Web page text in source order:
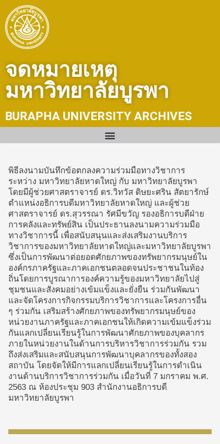
content
จดหมายเหตุ
มหาวิทยาลัยบูรพา
BURAPHA UNIVERSITY ARCHIVES
พิธีลงนามบันทึกข้อตกลงความร่วมมือทางวิชาการ
ระหว่าง มหาวิทยาลัยหาดใหญ่ กับ มหาวิทยาลัยบูรพา
โดยมีผู้ช่วยศาสตราจารย์ ดร.วิทวัส ดิษยะศริน สัตยารักษ์
ตำแหน่งอธิการบดีมหาวิทยาลัยหาดใหญ่ และผู้ช่วย
ศาสตราจารย์ ดร.สุวรรณา รัศมีขวัญ รองอธิการบดีฝ่าย
การคลังและทรัพย์สิน เป็นประธานลงนามความร่วมมือ
ทางวิชาการนี้ เพื่อสนับสนุนและส่งเสริมงานบริการ
วิชาการของมหาวิทยาลัยหาดใหญ่และมหาวิทยาลัยบูรพา
ซึ่งเป็นการพัฒนาต่อยอดศักยภาพของทรัพยากรมนุษย์ใน
องค์กรภาครัฐและภาคเอกชนตลอดจนประชาชนในท้อง
ถิ่นโดยการบูรณาการองค์ความรู้ของมหาวิทยาลัยไปสู่
ชุมชนและสังคมอย่างเข้มแข็งและยั่งยืน ร่วมกันพัฒนา
และจัดโครงการกิจกรรมบริการวิชาการและโครงการอื่น
ๆ ร่วมกัน เสริมสร้างศักยภาพของทรัพยากรมนุษย์ของ
หน่วยงานภาครัฐและภาคเอกชนให้เกิดความเข้มแข็งร่วม
กันแลกเปลี่ยนเรียนรู้ในการพัฒนาศักยภาพของบุคลากร
ภายในหน่วยงานในด้านการบริหารวิชาการร่วมกัน รวม
ถึงส่งเสริมและสนับสนุนการพัฒนาบุคลากรของทั้งสอง
สถาบัน โดยจัดให้มีการแลกเปลี่ยนเรียนรู้ในการดำเนิน
งานด้านบริการวิชาการร่วมกัน เมื่อวันที่ 7 มกราคม พ.ศ.
2563 ณ ห้องประชุม 903 สำนักงานอธิการบดี
มหาวิทยาลัยบูรพา